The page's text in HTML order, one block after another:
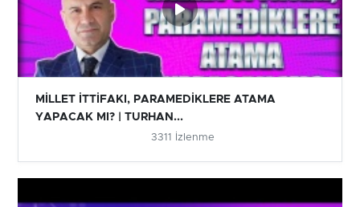
MİLLET İTTİFAKI, PARAMEDİKLERE ATAMA
YAPACAK MI? | TURHAN...
3311 İzlenme